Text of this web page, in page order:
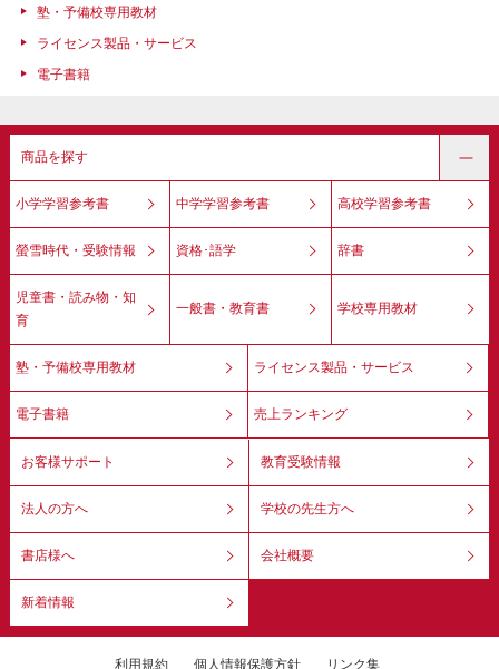
塾・予備校専用教材
ライセンス製品・サービス
電子書籍
商品を探す
小学学習参考書 中学学習参考書 高校学習参考書
螢雪時代・受験情報 資格･語学 辞書
児童書・読み物・知
育
一般書・教育書 学校専用教材
塾・予備校専用教材 ライセンス製品・サービス
電子書籍 売上ランキング
お客様サポート 教育受験情報
法人の方へ 学校の先生方へ
書店様へ 会社概要
新着情報
利用規約 個人情報保護方針 リンク集